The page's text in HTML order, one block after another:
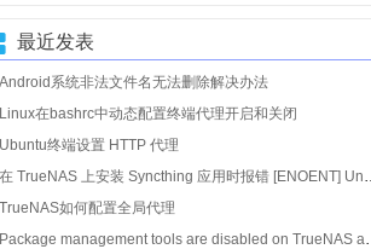
最近发表
Android系统非法文件名无法删除解决办法
Linux在bashrc中动态配置终端代理开启和关闭
Ubuntu终端设置 HTTP 代理
在 TrueNAS 上安装
TrueNAS如何配置全局代理
Package